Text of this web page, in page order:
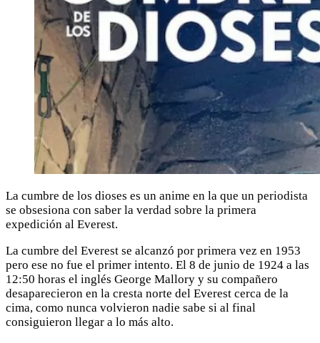
La cumbre de los dioses es un anime en la que un periodista
se obsesiona con saber la verdad sobre la primera
expedición al Everest.
La cumbre del Everest se alcanzó por primera vez en 1953
pero ese no fue el primer intento. El 8 de junio de 1924 a las
12:50 horas el inglés George Mallory y su compañero
desaparecieron en la cresta norte del Everest cerca de la
cima, como nunca volvieron nadie sabe si al final
consiguieron llegar a lo más alto.